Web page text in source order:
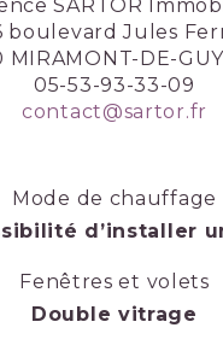
SARTOR
boulevard Jules
MIRAMONT-DE-
05-53-93-33-09
contact@sartor.fr
Mode de chauffage
d’installer
Fenêtres et volets
Double vitrage